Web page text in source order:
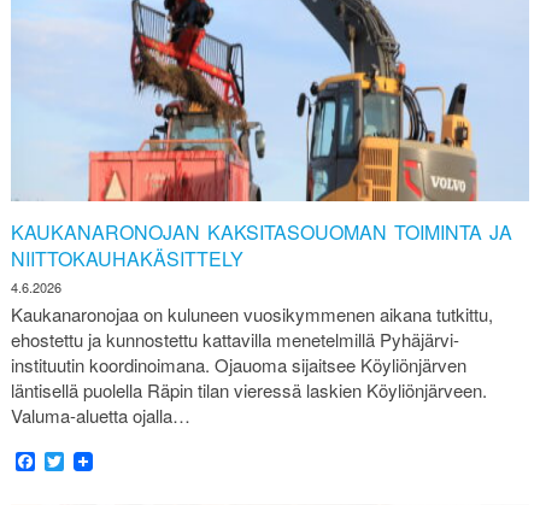
KAUKANARONOJAN KAKSITASOUOMAN TOIMINTA JA
NIITTOKAUHAKÄSITTELY
4.6.2026
Kaukanaronojaa on kuluneen vuosikymmenen aikana tutkittu,
ehostettu ja kunnostettu kattavilla menetelmillä Pyhäjärvi-
instituutin koordinoimana. Ojauoma sijaitsee Köyliönjärven
läntisellä puolella Räpin tilan vieressä laskien Köyliönjärveen.
Valuma-aluetta ojalla…
Facebook
Twitter